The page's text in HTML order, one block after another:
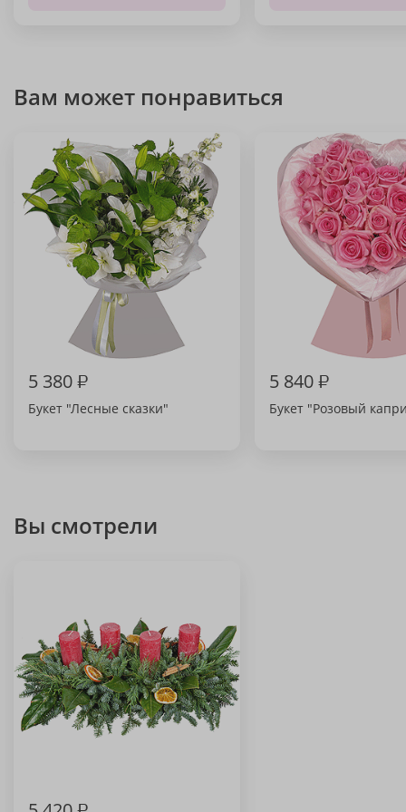
Вам может понравиться
5 380₽
Букет "Лесные сказки"
5 840₽
Букет "Розовый
Вы смотрели